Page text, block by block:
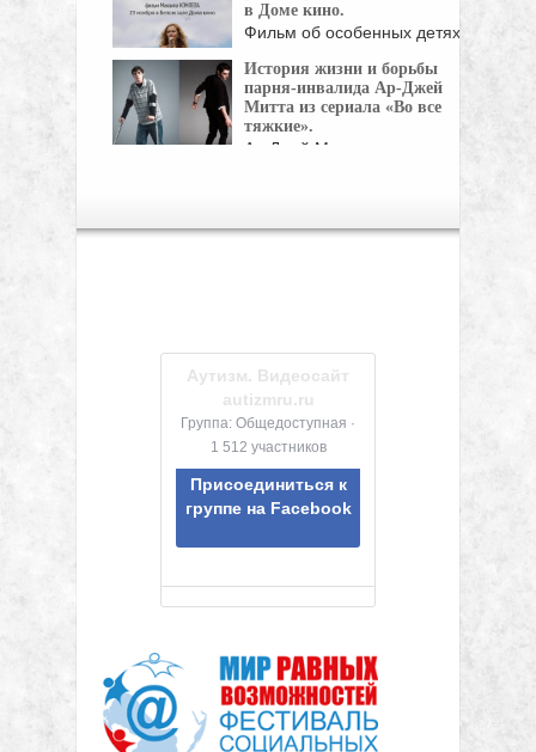
в Доме кино.
Фильм об особенных детях
История жизни и борьбы
парня-инвалида Ар-Джей
Митта из сериала «Во все
тяжкие».
Ар Джей Митт знаком
Аутизм. Видеосайт
autizmru.ru
Группа: Общедоступная ·
1 512 участников
Присоединиться к
группе на Facebook